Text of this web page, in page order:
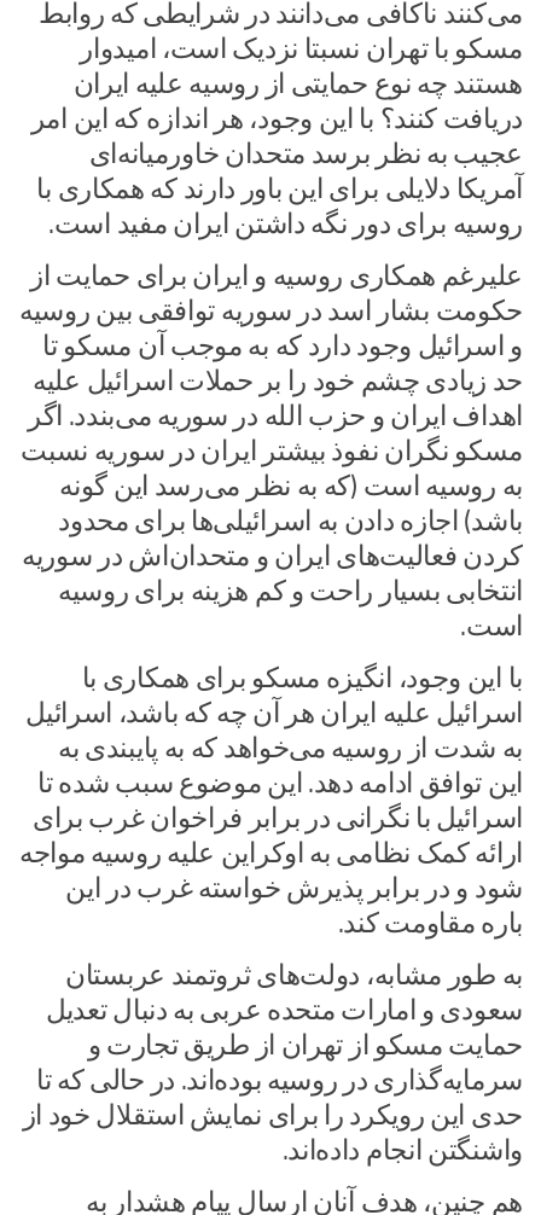
می‌کنند ناکافی می‌دانند در شرایطی که روابط
مسکو با تهران نسبتا نزدیک است، امیدوار
هستند چه نوع حمایتی از روسیه علیه ایران
دریافت کنند؟ با این وجود، هر اندازه که این امر
عجیب به نظر برسد متحدان خاورمیانه‌ای
آمریکا دلایلی برای این باور دارند که همکاری با
روسیه برای دور نگه داشتن ایران مفید است.
علیرغم همکاری روسیه و ایران برای حمایت از
حکومت بشار اسد در سوریه توافقی بین روسیه
و اسرائیل وجود دارد که به موجب آن مسکو تا
حد زیادی چشم خود را بر حملات اسرائیل علیه
اهداف ایران و حزب الله در سوریه می‌بندد. اگر
مسکو نگران نفوذ بیشتر ایران در سوریه نسبت
به روسیه است (که به نظر می‌رسد این گونه
باشد) اجازه دادن به اسرائیلی‌ها برای محدود
کردن فعالیت‌های ایران و متحدان‌اش در سوریه
انتخابی بسیار راحت و کم هزینه برای روسیه
است.
با این وجود، انگیزه مسکو برای همکاری با
اسرائیل علیه ایران هر آن چه که باشد، اسرائیل
به شدت از روسیه می‌خواهد که به پایبندی به
این توافق ادامه دهد. این موضوع سبب شده تا
اسرائیل با نگرانی در برابر فراخوان غرب برای
ارائه کمک نظامی به اوکراین علیه روسیه مواجه
شود و در برابر پذیرش خواسته غرب در این
باره مقاومت کند.
به طور مشابه، دولت‌های ثروتمند عربستان
سعودی و امارات متحده عربی به دنبال تعدیل
حمایت مسکو از تهران از طریق تجارت و
سرمایه‌گذاری در روسیه بوده‌اند. در حالی که تا
حدی این رویکرد را برای نمایش استقلال خود از
واشنگتن انجام داده‌اند.
هم چنین، هدف آنان ارسال پیام هشدار به